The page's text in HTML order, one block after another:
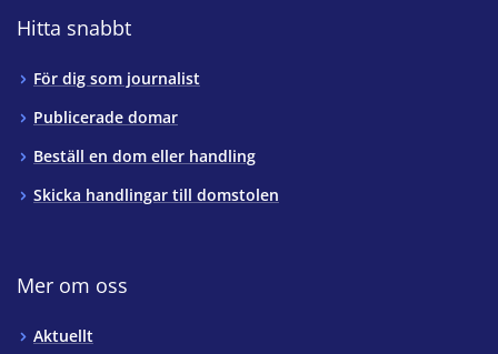
Hitta snabbt
För dig som journalist
Publicerade domar
Beställ en dom eller handling
Skicka handlingar till domstolen
Mer om oss
Aktuellt